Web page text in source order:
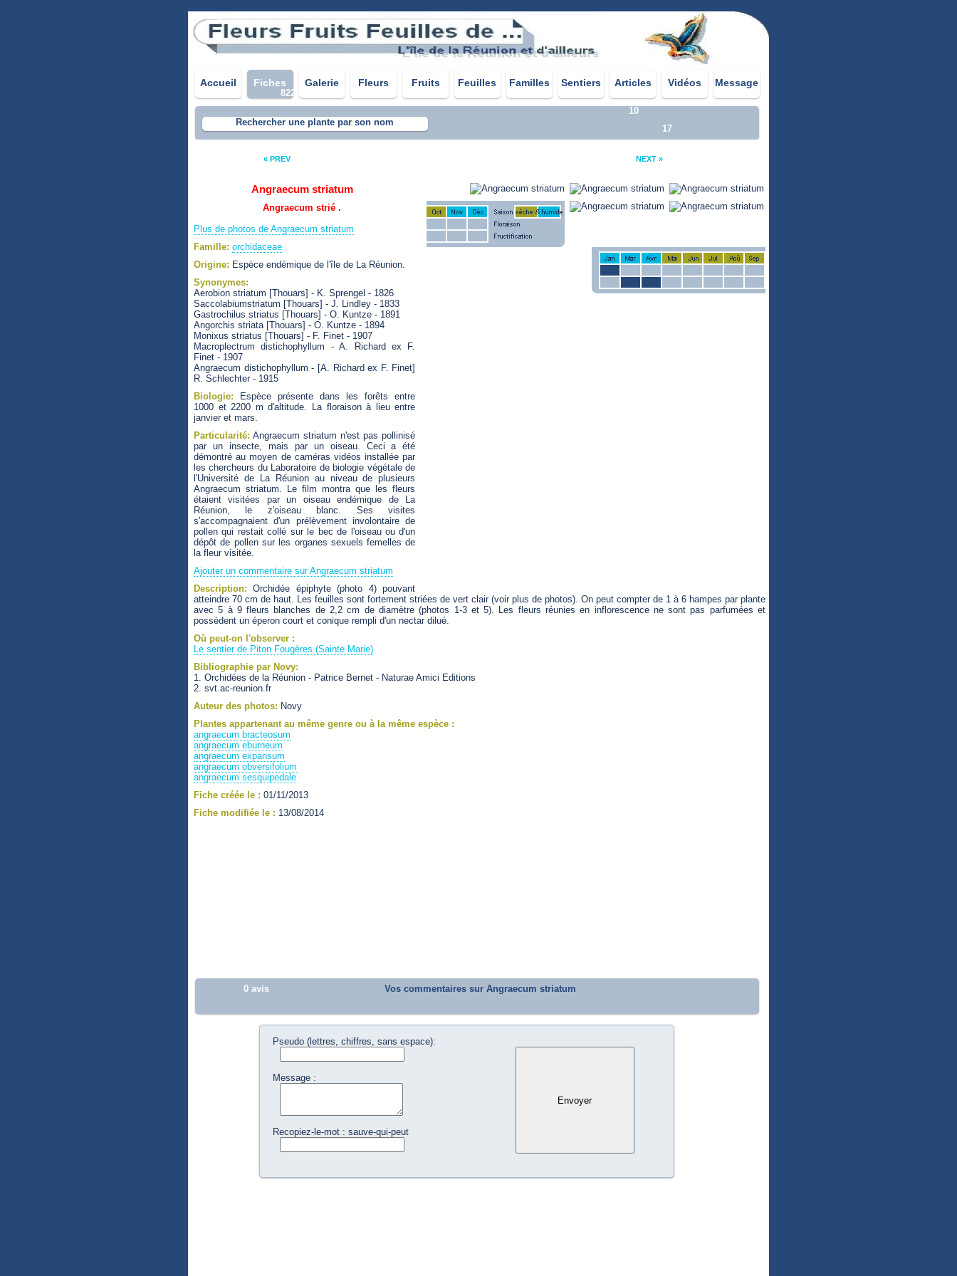
Accueil Fiches Galerie Fleurs Fruits Feuilles Familles Sentiers Articles Vidéos Message
822
10
17
Rechercher une plante par son nom
« PREV NEXT »
Angraecum striatum
Angraecum strié .
Plus de photos de Angraecum striatum
Famille: orchidaceae
Origine: Espèce endémique de l'île de La Réunion.
Synonymes:
Aerobion striatum [Thouars] - K. Sprengel - 1826
Saccolabiumstriatum [Thouars] - J. Lindley - 1833
Gastrochilus striatus [Thouars] - O. Kuntze - 1891
Angorchis striata [Thouars] - O. Kuntze - 1894
Monixus striatus [Thouars] - F. Finet - 1907
Macroplectrum distichophyllum - A. Richard ex F.
Finet - 1907
Angraecum distichophyllum - [A. Richard ex F. Finet]
R. Schlechter - 1915
Biologie: Espèce présente dans les forêts entre
1000 et 2200 m d'altitude. La floraison à lieu entre
janvier et mars.
Particularité: Angraecum striatum n'est pas pollinisé
par un insecte, mais par un oiseau. Ceci a été
démontré au moyen de caméras vidéos installée par
les chercheurs du Laboratoire de biologie végétale de
l'Université de La Réunion au niveau de plusieurs
Angraecum striatum. Le film montra que les fleurs
étaient visitées par un oiseau endémique de La
Réunion, le z'oiseau blanc. Ses visites
s'accompagnaient d'un prélèvement involontaire de
pollen qui restait collé sur le bec de l'oiseau ou d'un
dépôt de pollen sur les organes sexuels femelles de
la fleur visitée.
Ajouter un commentaire sur Angraecum striatum
Description: Orchidée épiphyte (photo 4) pouvant
atteindre 70 cm de haut. Les feuilles sont fortement striées de vert clair (voir plus de photos). On peut compter de 1 à 6 hampes par plante
avec 5 à 9 fleurs blanches de 2,2 cm de diamètre (photos 1-3 et 5). Les fleurs réunies en inflorescence ne sont pas parfumées et
possèdent un éperon court et conique rempli d'un nectar dilué.
Où peut-on l'observer :
Le sentier de Piton Fougères (Sainte Marie)
Bibliographie par Novy:
1. Orchidées de la Réunion - Patrice Bernet - Naturae Amici Editions
2. svt.ac-reunion.fr
Auteur des photos: Novy
Plantes appartenant au même genre ou à la même espèce :
angraecum bracteosum
angraecum eburneum
angraecum expansum
angraecum obversifolium
angraecum sesquipedale
Fiche créée le : 01/11/2013
Fiche modifiée le : 13/08/2014
0 avis Vos commentaires sur Angraecum striatum
Pseudo (lettres, chiffres, sans espace):
Message :
Recopiez-le-mot : sauve-qui-peut